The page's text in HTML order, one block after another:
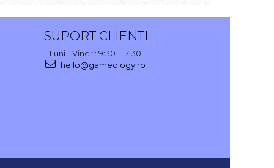
SUPORT CLIENTI
Luni - Vineri: 9:30 - 17:30
hello@gameology.ro